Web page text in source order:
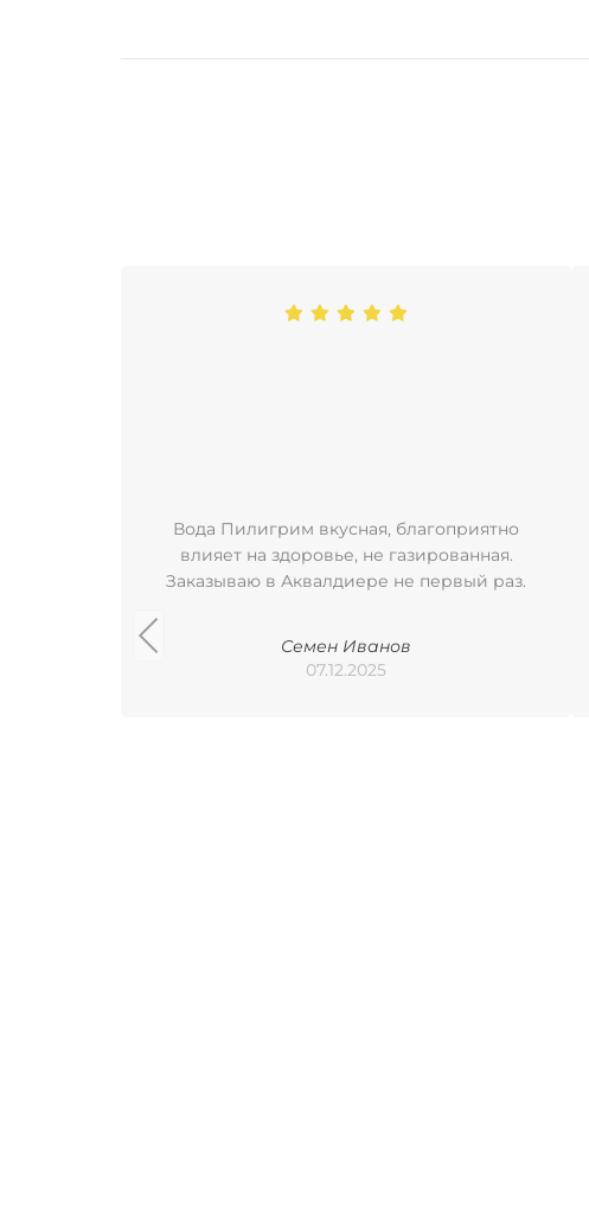
Вода Пилигрим вкусная, благоприятно
влияет на здоровье, не газированная.
Заказываю в Аквалдиере не первый раз.
Семен Иванов
07.12.2025